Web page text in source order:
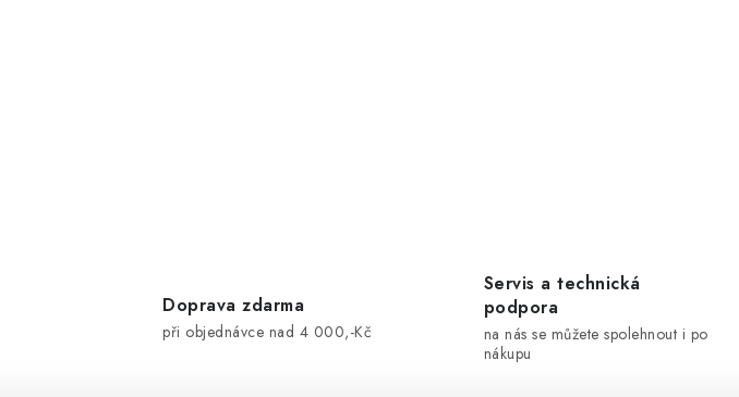
Doprava zdarma
při objednávce nad 4 000,-Kč
Servis a technická
podpora
na nás se můžete spolehnout i po
nákupu